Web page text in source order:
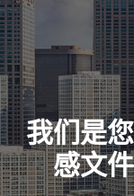
我们是
感文